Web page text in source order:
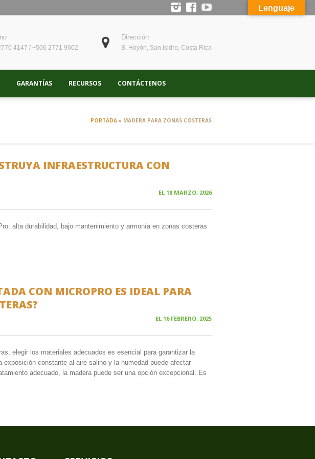
4147 / +506 2771 9602
Dirección
B. Hoyón, San Isidro, Costa Rica
GARANTÍAS RECURSOS CONTÁCTENOS
PORTADA » MADERA PARA ZONAS COSTERAS
INFRAESTRUCTURA CON
EL 18 MARZO, 2026
alta durabilidad, bajo mantenimiento y armonía en zonas costeras
CON MICROPRO ES IDEAL PARA
EL 16 FEBRERO, 2025
elegir los materiales adecuados es esencial para garantizar la
constante al aire salino y la humedad puede afectar
adecuado, la madera puede ser una opción excepcional. Es
Lenguaje